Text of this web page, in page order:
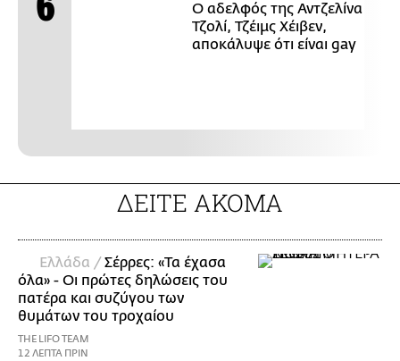
Ο αδελφός της Αντζελίνα
Τζολί, Τζέιμς Χέιβεν,
αποκάλυψε ότι είναι gay
ΔΕΙΤΕ ΑΚΟΜΑ
Ελλάδα /Σέρρες: «Τα έχασα
όλα» - Οι πρώτες δηλώσεις του
πατέρα και συζύγου των
θυμάτων του τροχαίου
THE LIFO TEAM
12 ΛΕΠΤΑ ΠΡΙΝ